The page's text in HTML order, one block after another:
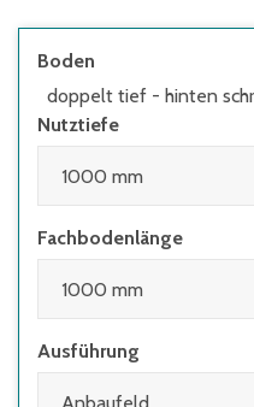
• wenn die
• wenn Regale
werden, deren
größer 4:1 ist
• wenn Regale
Elementen (z.B.
Leitern
Boden
doppelt tief - hinten
Nutztiefe
Fachbodenlänge
Ausführung